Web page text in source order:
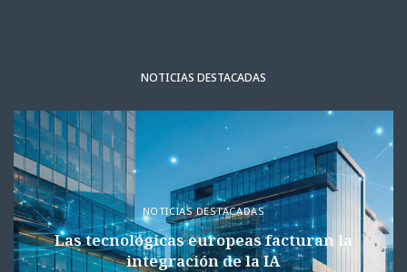
NOTICIAS DESTACADAS
NOTICIAS DESTACADAS
Las tecnológicas europeas facturan la
integración de la IA